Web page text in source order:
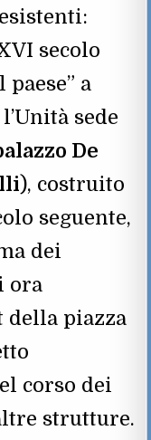
secolo
a
sede
De
), costruito
seguente,
dei
ora
della piazza
corso dei
strutture.